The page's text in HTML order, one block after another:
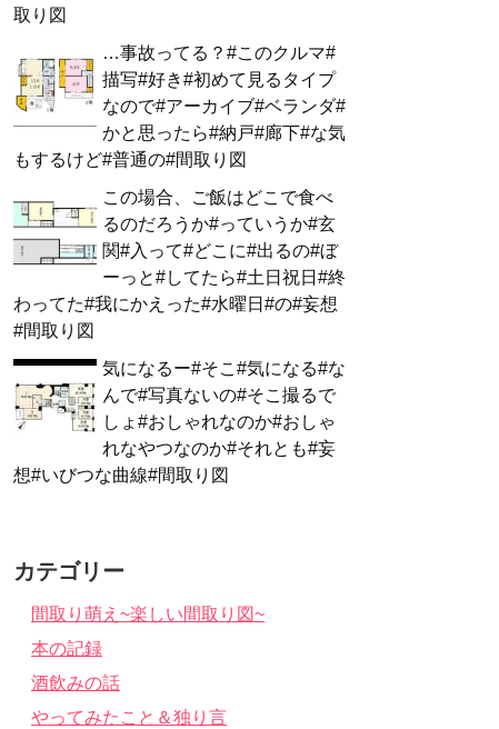
取り図
…事故ってる？#このクルマ#
描写#好き#初めて見るタイプ
なので#アーカイブ#ベランダ#
かと思ったら#納戸#廊下#な気
もするけど#普通の#間取り図
この場合、ご飯はどこで食べ
るのだろうか#っていうか#玄
関#入って#どこに#出るの#ぼ
ーっと#してたら#土日祝日#終
わってた#我にかえった#水曜日#の#妄想
#間取り図
気になるー#そこ#気になる#な
んで#写真ないの#そこ撮るで
しょ#おしゃれなのか#おしゃ
れなやつなのか#それとも#妄
想#いびつな曲線#間取り図
カテゴリー
間取り萌え~楽しい間取り図~
本の記録
酒飲みの話
やってみたこと＆独り言